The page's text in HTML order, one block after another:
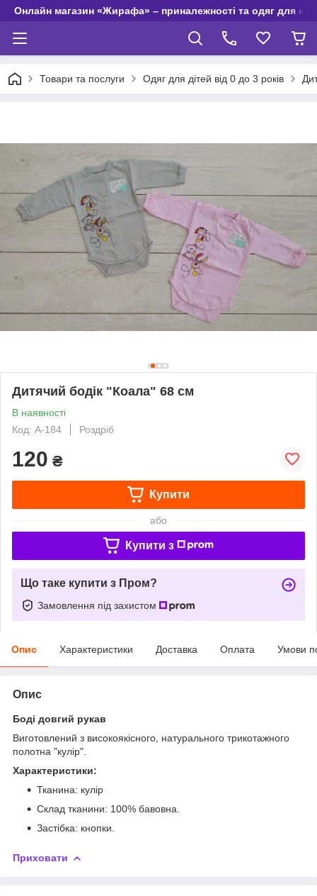
Онлайн магазин «Жирафа» – приналежності та одяг для
Товари та послуги Одяг для дітей від 0 до 3 років
Дитячий бодік "Коала" 68 см
В наявності
Код: А-184
Роздріб
120 ₴
Купити
або
Купити з
Що таке купити з Пром?
Замовлення під захистом
Опис Характеристики Доставка Оплата Умови
Опис
Боді довгий рукав
Виготовлений з високоякісного, натурального трикотажного
полотна "кулір".
Характеристики:
Тканина: кулір
Склад тканини: 100% бавовна.
Застібка: кнопки.
Приховати